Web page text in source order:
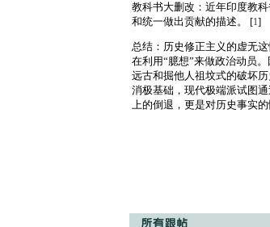
教科书大删改 ：近年印度教
和统一做出贡献的描述。
[1]
总结：历史修正主义的虚无
在利用“臆想”来做政治动员。
远古和掘他人祖坟式的破坏
消极基础，现代极端派试图
上的倒退，更是对历史事实的